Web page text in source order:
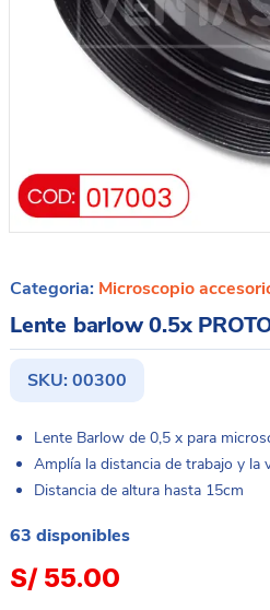
Categoria: Microscopio
Lente barlow 0.5x
SKU: 00300
Lente Barlow de 0,5 x para
Amplía la distancia de trabajo y la
Distancia de altura hasta 15cm
63 disponibles
S/ 55.00